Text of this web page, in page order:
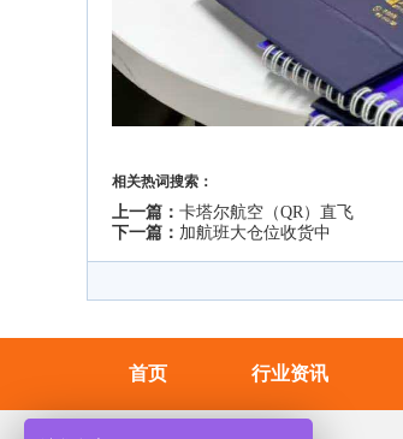
相关热词搜索：
上一篇： 卡塔尔航空（QR）直飞
下一篇： 加航班大仓位收货中
首页 行业资讯